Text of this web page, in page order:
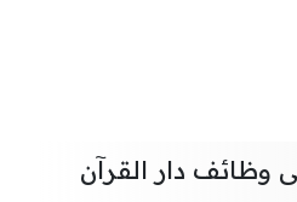
وظائف دار القرآن